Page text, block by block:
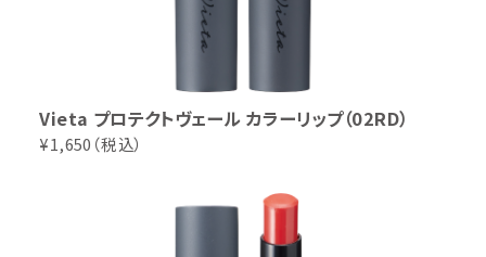
Vieta プロテクトヴェール カラーリップ（02RD）
¥1,650（税込）